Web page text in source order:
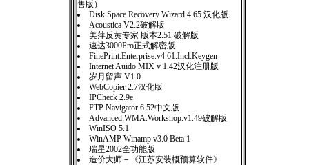
售版）
Disk Space Recovery Wizard 4.65 汉化版
Acoustica V2.2破解版
美萍反黄专家 版本2.51 破解版
速达3000Pro正式解密版
FinePrint.Enterprise.v4.61.Incl.Keygen
Internet Auido MIX v 1.42汉化注册版
岁月留声 V1.0
WebCopier 2.7汉化版
IPCheck 2.9e
FTP Navigator 6.52中文版
Advanced.WMA.Workshop.v1.49破解版
WinISO 5.1
WinAMP Winamp v3.0 Beta 1
瑞星2002全功能版
造价大师－《江苏安装概预算软件》